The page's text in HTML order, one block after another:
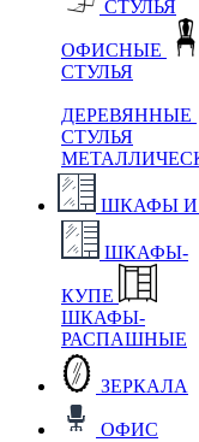
СТУЛЬЯ
ОФИСНЫЕ
СТУЛЬЯ
ДЕРЕВЯННЫЕ
СТУЛЬЯ
ШКАФЫ И
ШКАФЫ-
КУПЕ
ШКАФЫ-
РАСПАШНЫЕ
ЗЕРКАЛА
ОФИС